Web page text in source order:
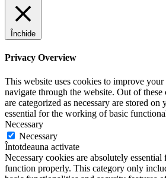
Închide
Privacy Overview
This website uses cookies to improve
navigate through the website. Out of these
are categorized as necessary are stored on
essential for the working of basic
Necessary
Necessary
Întotdeauna activate
Necessary cookies are absolutely
function properly. This category only